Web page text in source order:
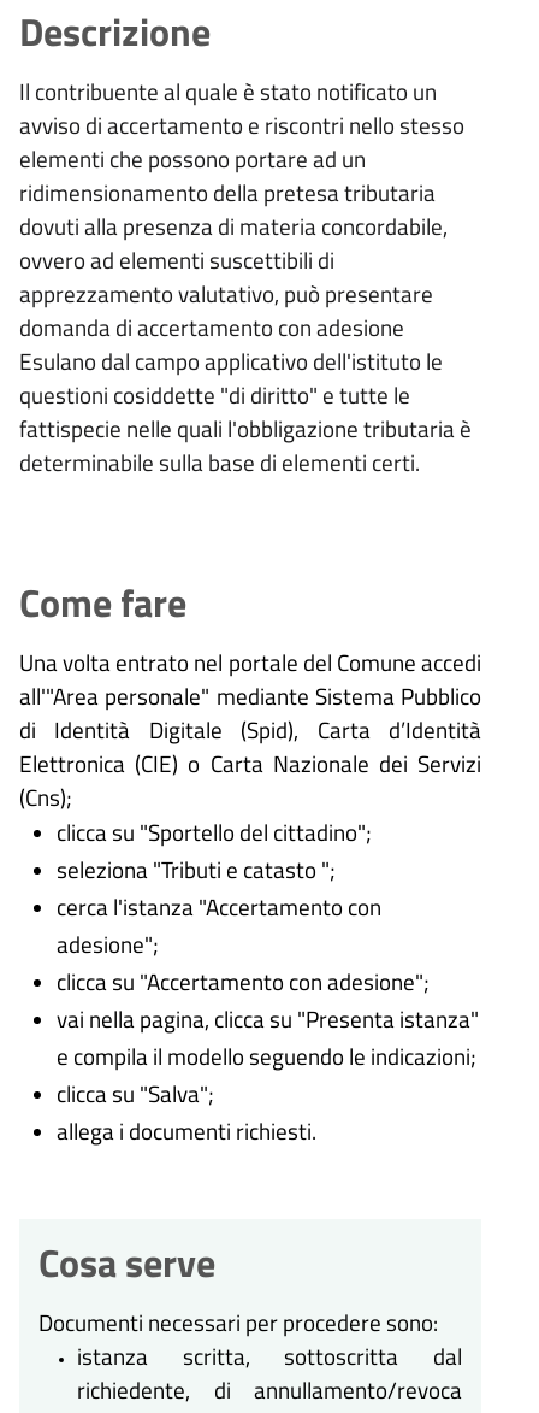
Descrizione
Il contribuente al quale è stato notificato un
avviso di accertamento e riscontri nello stesso
elementi che possono portare ad un
ridimensionamento della pretesa tributaria
dovuti alla presenza di materia concordabile,
ovvero ad elementi suscettibili di
apprezzamento valutativo, può presentare
domanda di accertamento con adesione
Esulano dal campo applicativo dell'istituto le
questioni cosiddette "di diritto" e tutte le
fattispecie nelle quali l'obbligazione tributaria è
determinabile sulla base di elementi certi.
Come fare
Una volta entrato nel portale del Comune accedi
all'"Area personale" mediante Sistema Pubblico
di Identità Digitale (Spid), Carta d’Identità
Elettronica (CIE) o Carta Nazionale dei Servizi
(Cns);
clicca su "Sportello del cittadino";
seleziona "Tributi e catasto ";
cerca l'istanza "Accertamento con
adesione";
clicca su "Accertamento con adesione";
vai nella pagina, clicca su "Presenta istanza"
e compila il modello seguendo le indicazioni;
clicca su "Salva";
allega i documenti richiesti.
Cosa serve
Documenti necessari per procedere sono:
istanza scritta, sottoscritta dal
richiedente, di annullamento/revoca